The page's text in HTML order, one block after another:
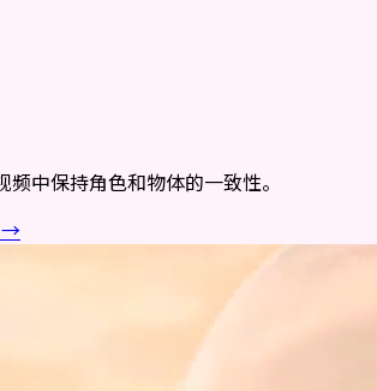
中保持角色和物体的一致性。
→